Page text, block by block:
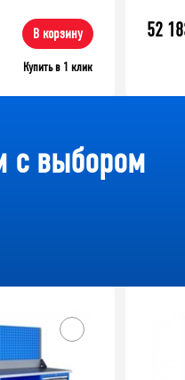
В корзину
Купить в 1 клик
52
выбором